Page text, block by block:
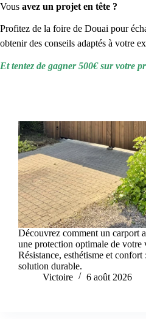
Découvrez comment un carport
une protection optimale de votre
Résistance, esthétisme et
solution durable.
Victoire
6 août 2026
Vous avez un projet en tête ?
Profitez de la foire de Douai pour
obtenir des conseils adaptés à votre
Et tentez de gagner 500€ sur votre